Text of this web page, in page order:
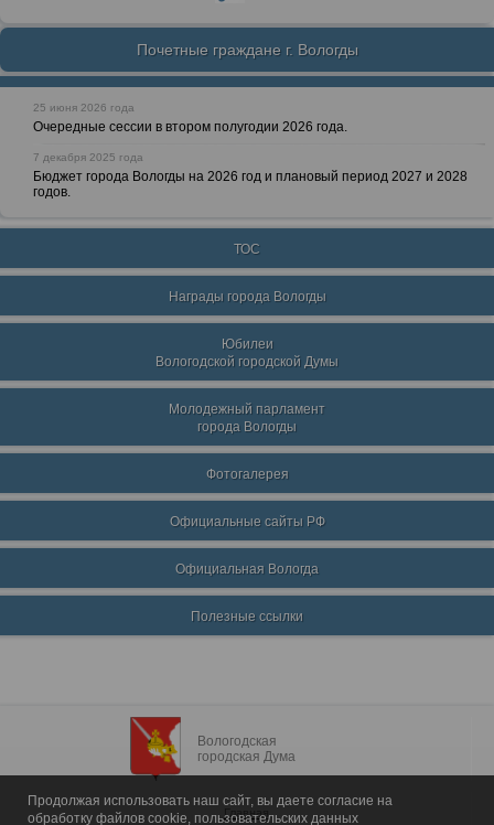
Почетные граждане г. Вологды
25 июня 2026 года
Очередные сессии в втором полугодии 2026 года.
7 декабря 2025 года
Бюджет города Вологды на 2026 год и плановый период 2027 и 2028
годов.
ТОС
Награды города Вологды
Юбилеи
Вологодской городской Думы
Молодежный парламент
города Вологды
Фотогалерея
Официальные сайты РФ
Официальная Вологда
Полезные ссылки
Вологодская
городская Дума
Главная
Продолжая использовать наш сайт, вы даете согласие на
обработку файлов cookie, пользовательских данных